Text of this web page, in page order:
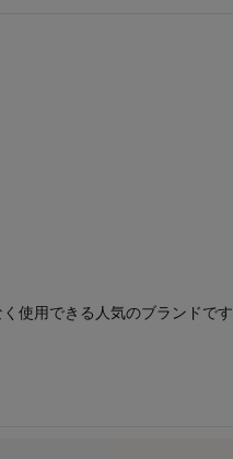
使用できる人気のブランドです